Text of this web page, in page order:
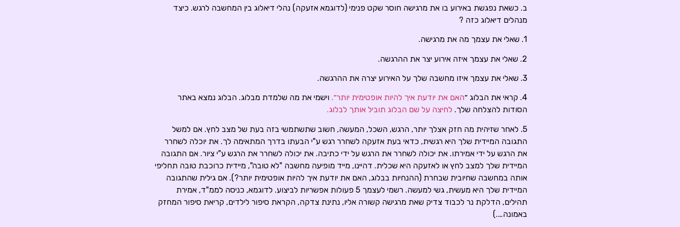
ב. כשאת נפגשת באירוע בו את מרגישה חוסר שקט פנימי (לדוגמא אזעקה) נהלי דיאלוג בין המחשבה לרגש. כיצד
מנהלים דיאלוג כזה ?
1. שאלי את עצמך מה את מרגישה.
2. שאלי את עצמך איזה אירוע יצר את ההרגשה.
3. שאלי את עצמך איזו מחשבה שלך על האירוע יצרה את ההרגשה.
4. קראי את הבלוג ״ האם את יודעת איך להיות אופטימית יותר״. וישמי את מה שלמדת מבלוג. הבלוג נמצא באתר
הסודות להצלחה שלך. לחיצה על שם הבלוג תוביל אותך לבלוג.
5. לאחר שזיהית מה חזק אצלך יותר, הרגש, השכל, המעשה, חשוב שתשתמשי בזה בעת של מצב לחץ. אם למשל
התגובה המיידית שלך היא רגשית, כדאי בעת אזעקה לשחרר רגש ע"י הבעתו בדרך המתאימה לך. את יוכלה לשחרר
את הרגש על ידי אמירתו. את יכולה לשחרר את הרגש על ידי כתיבה. את יכולה לשחרר את הרגש ע"י ציור. אם התגובה
המיידית שלך למצב לחץ או לאזעקה היא שכלית. דהיינו, מייד מופיעה מחשבה "לא טובה", מיידית כרוכבת טובה תחליפי
אותה במחשבה שחיובית שבחרת (ההנחיות בבלוג, האם את יודעת איך להיות אופטימית יותר?). אם גילית שהתגובה
המיידית שלך היא מעשית, גשי למעשה. רשמי לעצמך 5 פעולות אפשריות לביצוע. לדוגמא, כניסה לממ"ד, אמירת
תהילים, הדלקת נר לכבוד צדיק שאת מרגישה קשורה אליו, נתינת צדקה, הקראת סיפור לילדים, קריאת סיפור המחזק
באמונה….)